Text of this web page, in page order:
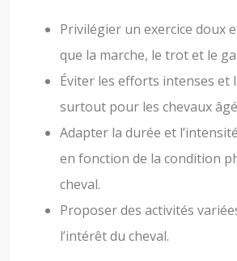
Privilégier un exercice doux
que la marche, le trot et le
Éviter les efforts intenses et
surtout pour les chevaux
Adapter la durée et
en fonction de la condition
cheval.
Proposer des activités
l’intérêt du cheval.